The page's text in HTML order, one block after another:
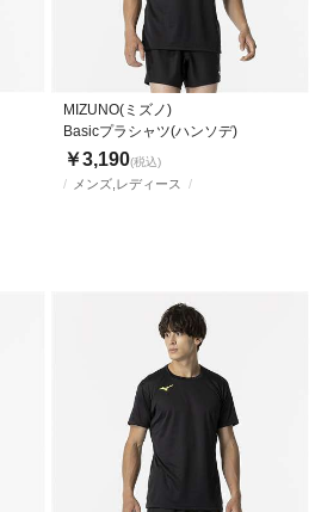
メンズ,レディース
MIZUNO(ミズノ)
Basicプラシャツ(ハンソデ)
￥3,190(税込)